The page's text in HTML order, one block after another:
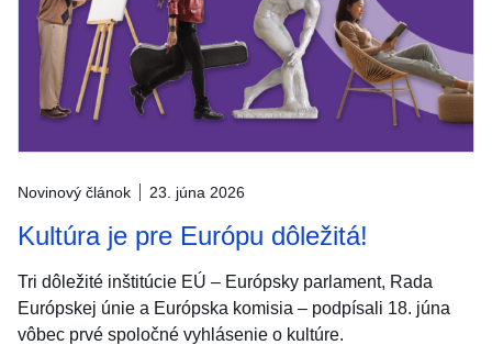
Novinový článok 23. júna 2026
Kultúra je pre Európu dôležitá!
Tri dôležité inštitúcie EÚ – Európsky parlament, Rada
Európskej únie a Európska komisia – podpísali 18. júna
vôbec prvé spoločné vyhlásenie o kultúre.